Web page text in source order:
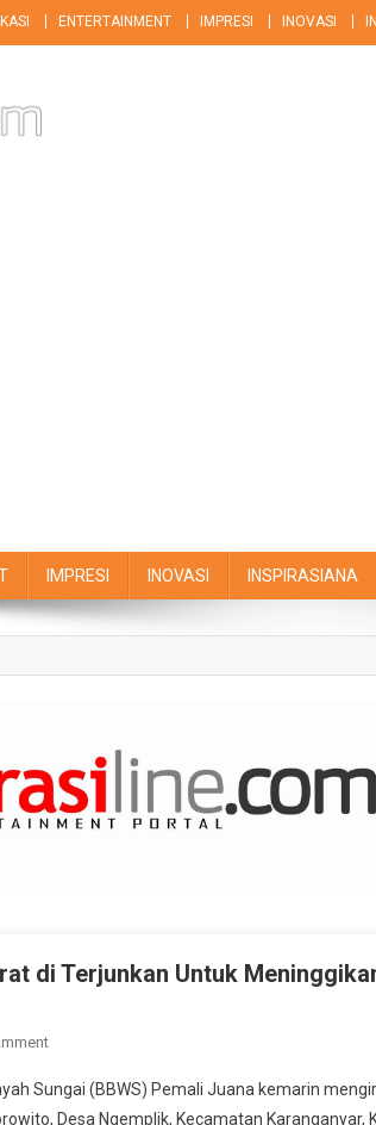
ENTERTAINMENT IMPRESI INOVASI
IMPRESI INOVASI INSPIRASIANA
di Terjunkan Untuk
On
Jebol
Sungai (BBWS) Pemali Juana kemarin
Desa Ngemplik, Kecamatan Karanganyar,